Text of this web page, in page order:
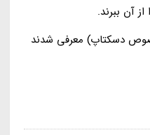
آن ببرند.